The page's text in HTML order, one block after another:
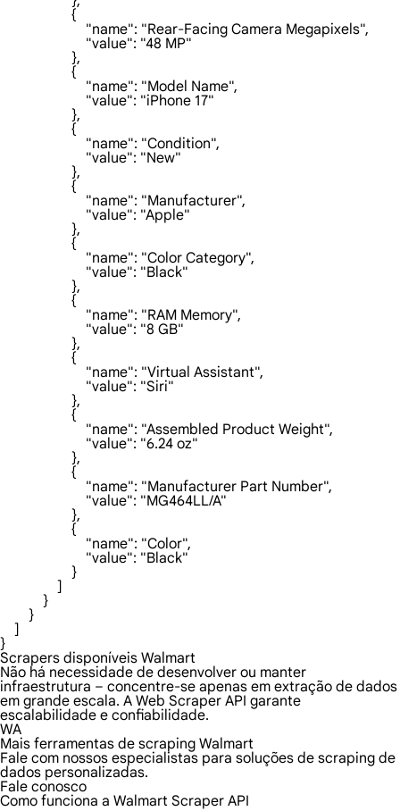
Scrapers disponíveis Walmart
Não há necessidade de desenvolver ou manter
infraestrutura – concentre-se apenas em extração de dados
em grande escala. A Web Scraper API garante
escalabilidade e confiabilidade.
WA
Mais ferramentas de scraping Walmart
Fale com nossos especialistas para soluções de scraping de
dados personalizadas.
Fale conosco
Como funciona a Walmart Scraper API